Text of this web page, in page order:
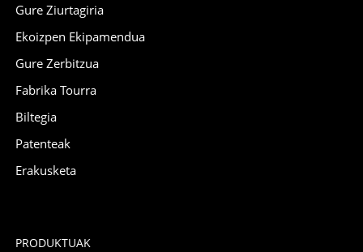
Gure Ziurtagiria
Ekoizpen Ekipamendua
Gure Zerbitzua
Fabrika Tourra
Biltegia
Patenteak
Erakusketa
PRODUKTUAK